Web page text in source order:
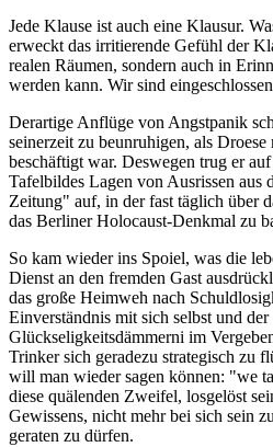
Jede Klause ist auch eine Klausur.
erweckt das irritierende Gefühl der
realen Räumen, sondern auch in
werden kann. Wir sind
Derartige Anflüge von Angstpanik
seinerzeit zu beunruhigen, als
beschäftigt war. Deswegen trug er
Tafelbildes Lagen von Ausrissen aus
Zeitung" auf, in der fast täglich über
das Berliner Holocaust-Denkmal zu
So kam wieder ins Spoiel, was die
Dienst an den fremden Gast
das große Heimweh nach
Einverständnis mit sich selbst und
Glückseligkeitsdämmerni im
Trinker sich geradezu strategisch zu
will man wieder sagen können: "we
diese quälenden Zweifel, losgelöst
Gewissens, nicht mehr bei sich sein
geraten zu dürfen.